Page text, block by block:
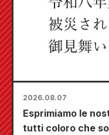
2026.08.07
Esprimiamo le
tutti coloro che